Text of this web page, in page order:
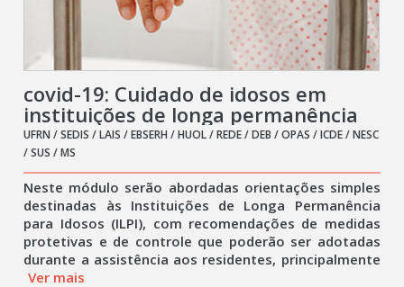
covid-19: Cuidado de idosos em
instituições de longa permanência
UFRN / SEDIS / LAIS / EBSERH / HUOL / REDE / DEB / OPAS / ICDE / NESC
/ SUS / MS
Neste módulo serão abordadas orientações simples
destinadas às Instituições de Longa Permanência
para Idosos (ILPI), com recomendações de medidas
protetivas e de controle que poderão ser adotadas
durante a assistência aos residentes, principalmente
Ver mais